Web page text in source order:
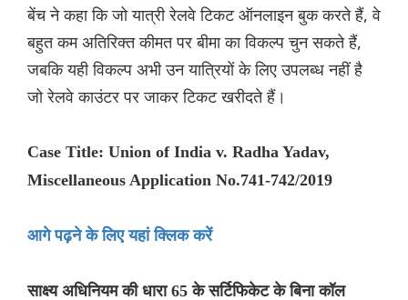
बेंच ने कहा कि जो यात्री रेलवे टिकट ऑनलाइन बुक करते हैं, वे
बहुत कम अतिरिक्त कीमत पर बीमा का विकल्प चुन सकते हैं,
जबकि यही विकल्प अभी उन यात्रियों के लिए उपलब्ध नहीं है
जो रेलवे काउंटर पर जाकर टिकट खरीदते हैं।
Case Title: Union of India v. Radha Yadav,
Miscellaneous Application No.741-742/2019
आगे पढ़ने के लिए यहां क्लिक करें
साक्ष्य अधिनियम की धारा 65 के सर्टिफिकेट के बिना कॉल